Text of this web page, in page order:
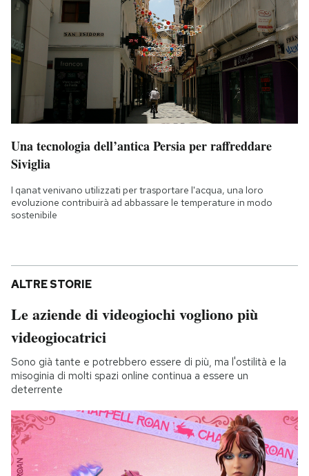
Una tecnologia dell’antica Persia per raffreddare
Siviglia
I qanat venivano utilizzati per trasportare l'acqua, una loro
evoluzione contribuirà ad abbassare le temperature in modo
sostenibile
ALTRE STORIE
Le aziende di videogiochi vogliono più
videogiocatrici
Sono già tante e potrebbero essere di più, ma l'ostilità e la
misoginia di molti spazi online continua a essere un
deterrente